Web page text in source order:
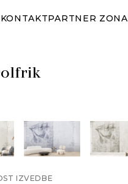
KONTAKTPARTNER ZONA
IZVEDBE